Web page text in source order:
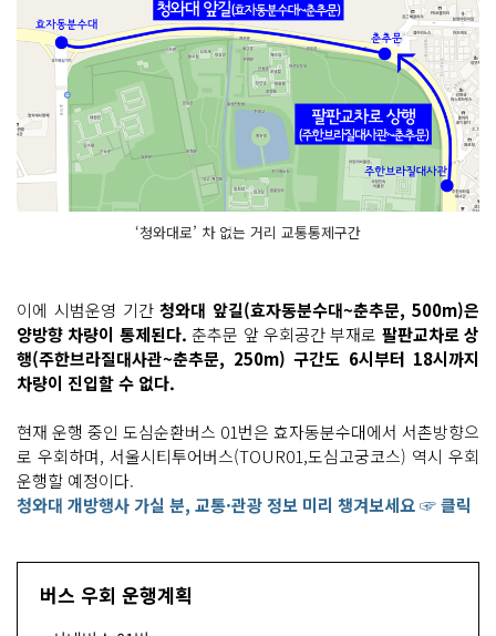
‘청와대로’ 차 없는 거리 교통통제구간
이에 시범운영 기간청와대 앞길(효자동분수대~춘추문, 500m)은
양방향 차량이 통제된다. 춘추문 앞 우회공간 부재로 팔판교차로 상
행(주한브라질대사관~춘추문, 250m) 구간도 6시부터 18시까지
차량이 진입할 수 없다.
현재 운행 중인 도심순환버스 01번은 효자동분수대에서 서촌방향으
로 우회하며, 서울시티투어버스(TOUR01,도심고궁코스) 역시 우회
운행할 예정이다.
청와대 개방행사 가실 분, 교통·관광 정보 미리 챙겨보세요 ☞ 클릭
버스 우회 운행계획